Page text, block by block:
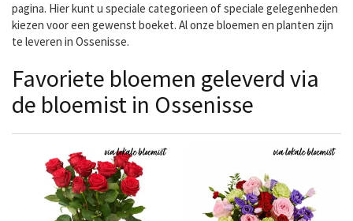
pagina. Hier kunt u speciale categorieen of speciale gelegenheden
kiezen voor een gewenst boeket. Al onze bloemen en planten zijn
te leveren in Ossenisse.
Favoriete bloemen geleverd via
de bloemist in Ossenisse